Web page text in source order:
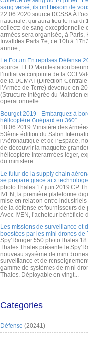
sang versé, ils ont besoin de
22.06.2020 source DCSSA À
nationale, qui aura lieu le mardi
collecte de sang exceptionnelle
armées sera organisée, à Paris,
Invalides Paris 7e, de 10h à
annuel,...
Le Forum Entreprises Défense
source: FED Manifestation
l’initiative conjointe de la CCI
de la DCMAT (Direction
l’Armée de Terre) devenue en
(Structure Intégrée du Maintien
opérationnelle...
Bourget 2019 - Embarquez à
hélicoptère Guépard en 360°
18.06.2019 Ministère des
53ème édition du Salon
l’Aéronautique et de l’Espace,
de découvrir la maquette
hélicoptère interarmées léger,
du ministère...
Le futur de la supply chain
se prépare grâce aux
photo Thales 17 juin 2019 CP
IVEN, la première plateforme
mise en relation entre industriels
de la défense et fournisseurs de
Avec IVEN, l’acheteur bénéficie
Les missions de surveillance et
boostées par les mini drones de
Spy’Ranger 550 photoThales
Thales Thales présente le
nouveau système de mini
surveillance et de
gamme de systèmes de mini
Thales. Déployable en vingt...
Categories
Défense (20241)